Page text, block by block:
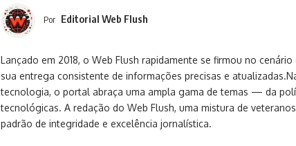
Por Editorial Web Flush
Lançado em 2018, o Web Flush rapidamente se firmou no
sua entrega consistente de informações precisas e
tecnologia, o portal abraça uma ampla gama de temas — da
tecnológicas. A redação do Web Flush, uma mistura de
padrão de integridade e excelência jornalística.